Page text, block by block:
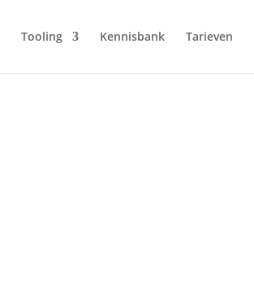
Tooling Kennisbank Tarieven